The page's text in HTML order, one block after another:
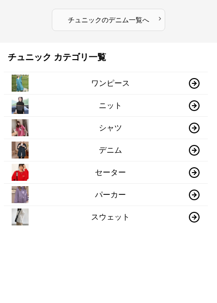
チュニックのデニム一覧へ ›
チュニック カテゴリ一覧
ワンピース
ニット
シャツ
デニム
セーター
パーカー
スウェット